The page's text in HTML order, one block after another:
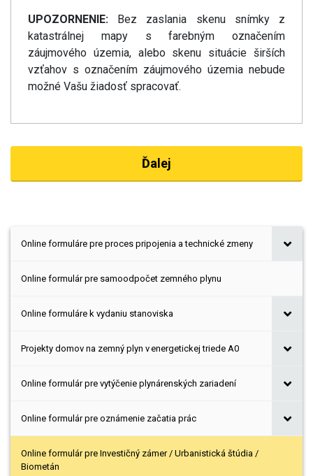
Online formuláre pre proces pripojenia a technické zmeny
Online formulár pre samoodpočet zemného plynu
Online formuláre k vydaniu stanoviska
Projekty domov na zemný plyn v energetickej triede A0
Online formulár pre vytýčenie plynárenských zariadení
Online formulár pre oznámenie začatia prác
Online formulár pre Investičný zámer / Urbanistická štúdia /
Biometán
jpg,
jpeg,
png,
gif.
UPOZORNENIE: Bez zaslania skenu snímky z
katastrálnej mapy s farebným označením
záujmového územia, alebo skenu situácie širších
vzťahov s označením záujmového územia nebude
možné Vašu žiadosť spracovať.